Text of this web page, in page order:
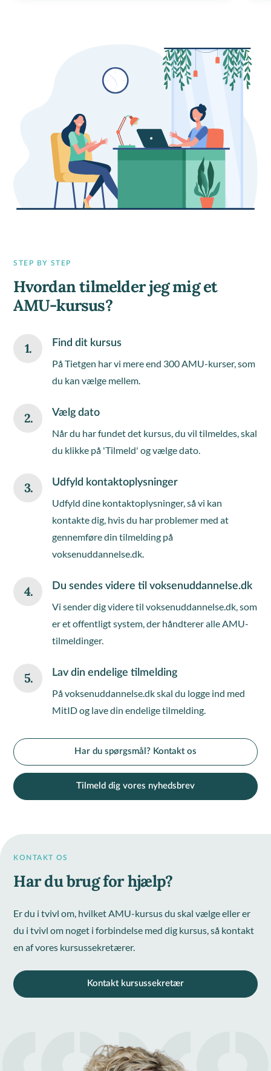
STEP BY STEP
Hvordan tilmelder jeg mig et
AMU-kursus?
1. Find dit kursus
På Tietgen har vi mere end 300 AMU-kurser, som
du kan vælge mellem.
2. Vælg dato
Når du har fundet det kursus, du vil tilmeldes, skal
du klikke på 'Tilmeld' og vælge dato.
3. Udfyld kontaktoplysninger
Udfyld dine kontaktoplysninger, så vi kan
kontakte dig, hvis du har problemer med at
gennemføre din tilmelding på
voksenuddannelse.dk.
4. Du sendes videre til voksenuddannelse.dk
Vi sender dig videre til voksenuddannelse.dk, som
er et offentligt system, der håndterer alle AMU-
tilmeldinger.
5. Lav din endelige tilmelding
På voksenuddannelse.dk skal du logge ind med
MitID og lave din endelige tilmelding.
Har du spørgsmål? Kontakt os
Tilmeld dig vores nyhedsbrev
KONTAKT OS
Har du brug for hjælp?
Er du i tvivl om, hvilket AMU-kursus du skal vælge eller er
du i tvivl om noget i forbindelse med dig kursus, så kontakt
en af vores kursussekretærer.
Kontakt kursussekretær